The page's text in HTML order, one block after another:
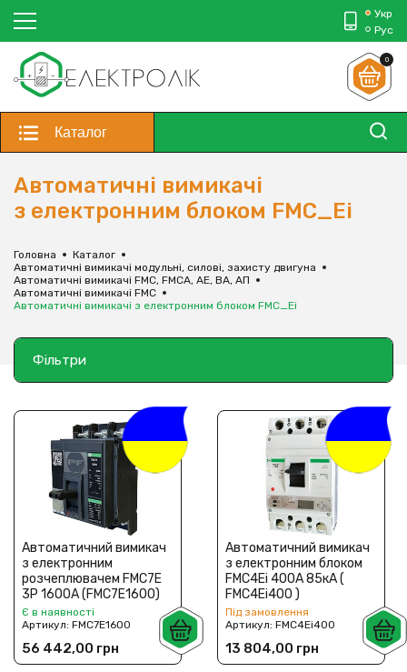
Укр
Рус
0
Каталог
Автоматичні вимикачі
з електронним блоком FMC_Ei
Головна
Каталог
Автоматичні вимикачі модульні, силові, захисту двигуна
Автоматичні вимикачі FMC, FMCA, АЕ, ВА, АП
Автоматичні вимикачі FMC
Автоматичні вимикачі з електронним блоком FMC_Ei
Фільтри
Автоматичний вимикач
з електронним
розчеплювачем FMC7E
3P 1600A (FMC7E1600)
Є в наявності
Артикул: FMC7E1600
56 442,00 грн
Автоматичний вимикач
з електронним блоком
FMC4Ei 400А 85кА (
FMC4Ei400 )
Під замовлення
Артикул: FMC4Ei400
13 804,00 грн